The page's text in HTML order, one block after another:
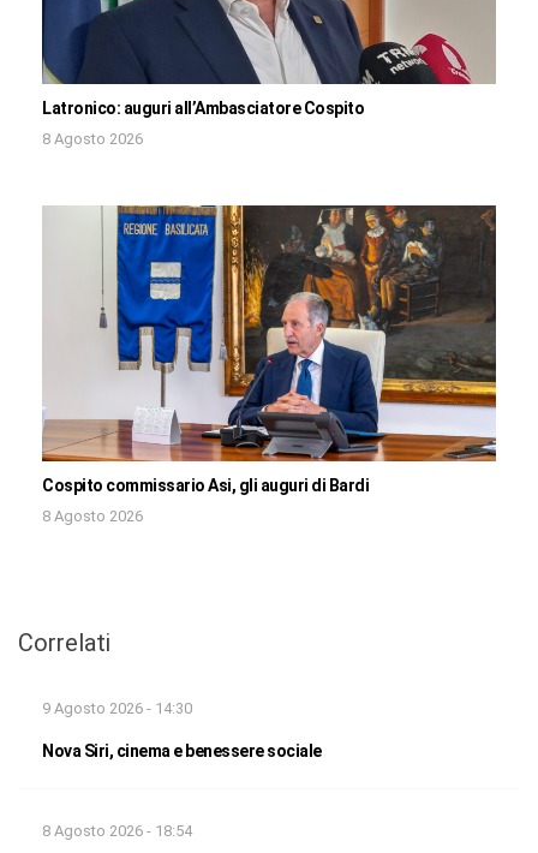
Latronico: auguri all’Ambasciatore Cospito
8 Agosto 2026
Cospito commissario Asi, gli auguri di Bardi
8 Agosto 2026
Correlati
9 Agosto 2026 - 14:30
Nova Siri, cinema e benessere sociale
8 Agosto 2026 - 18:54